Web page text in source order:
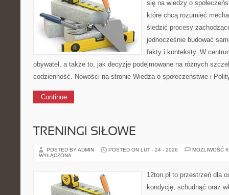
się na wiedzy o
które chcą rozumieć
śledzić procesy
jednocześnie budować
fakty i konteksty. W
obywatel, a także to, jak decyzje podejmowane na różnych
codzienność. Nowości na stronie Wiedza o społeczeństwie i
Continue
TRENINGI SIŁOWE
POSTED BY ADMIN POSTED ON LUT - 24 - 2026
MOŻLIWOŚĆ
WYŁĄCZONA
12ton.pl to przestrzeń dla
kondycję, schudnąć oraz